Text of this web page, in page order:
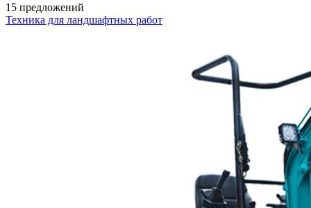
15 предложений
Техника для ландшафтных работ